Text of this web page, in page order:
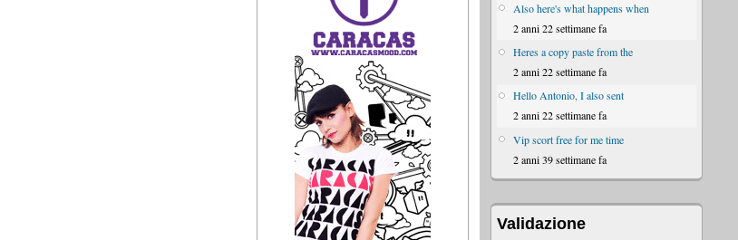
Also here's what happens when
2 anni 22 settimane fa
Heres a copy paste from the
2 anni 22 settimane fa
Hello Antonio, I also sent
2 anni 22 settimane fa
Vip scort free for me time
2 anni 39 settimane fa
Validazione